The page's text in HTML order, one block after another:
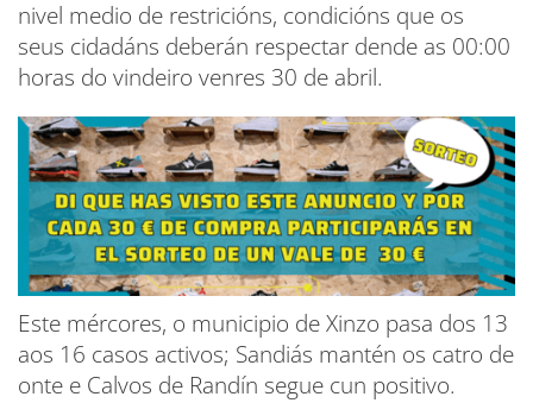
nivel medio de restricións, condicións que os
seus cidadáns deberán respectar dende as 00:00
horas do vindeiro venres 30 de abril.
Este mércores, o municipio de Xinzo pasa dos 13
aos 16 casos activos; Sandiás mantén os catro de
onte e Calvos de Randín segue cun positivo.